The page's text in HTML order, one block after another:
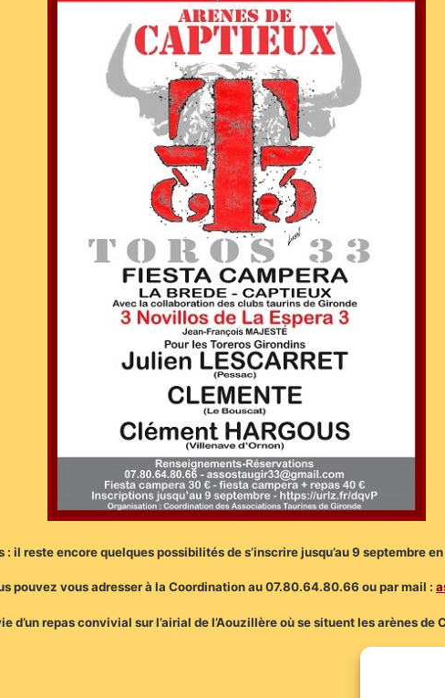
il reste encore quelques possibilités de s’inscrire jusqu’au 9 septembre
pouvez vous adresser à la Coordination au 07.80.64.80.66 ou par mail :
d’un repas convivial sur l’airial de l’Aouzillère où se situent les arènes de